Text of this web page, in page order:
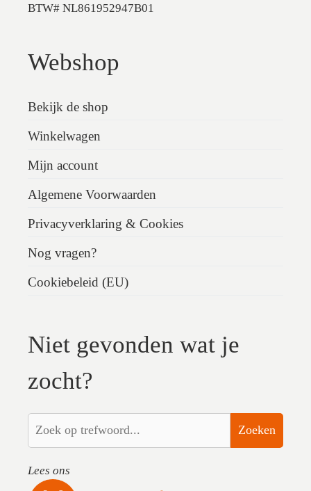
BTW# NL861952947B01
Webshop
Bekijk de shop
Winkelwagen
Mijn account
Algemene Voorwaarden
Privacyverklaring & Cookies
Nog vragen?
Cookiebeleid (EU)
Niet gevonden wat je
zocht?
Zoeken
Lees ons